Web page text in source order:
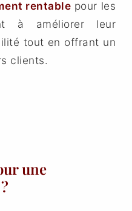
rentable pour les
à améliorer leur
tout en offrant un
clients.
une